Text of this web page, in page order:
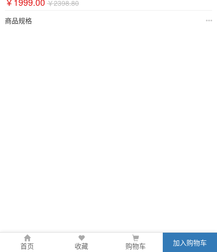
￥2398.80
商品规格
首页 收藏 购物车 加入购物车